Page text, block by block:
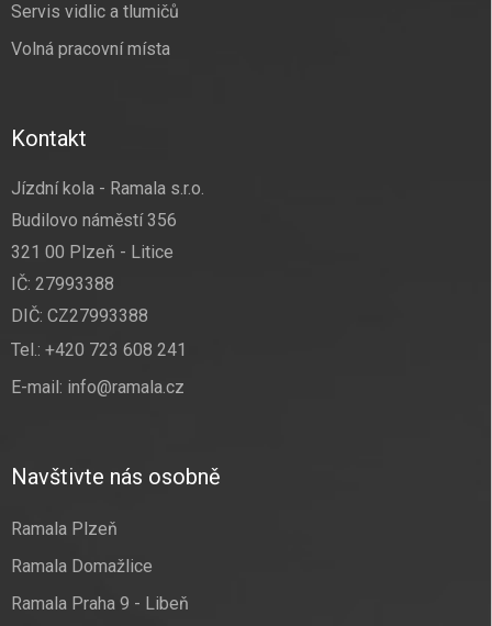
Servis vidlic a tlumičů
Volná pracovní místa
Kontakt
Jízdní kola - Ramala s.r.o.
Budilovo náměstí 356
321 00 Plzeň - Litice
IČ: 27993388
DIČ: CZ27993388
Tel.: +420 723 608 241
E-mail: info@ramala.cz
Navštivte nás osobně
Ramala Plzeň
Ramala Domažlice
Ramala Praha 9 - Libeň